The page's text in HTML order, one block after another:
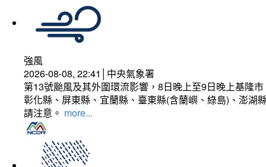
強風
2026-08-08, 22:41│中央氣象署
第13號颱風及其外圍環流影響，8日晚上至9日晚上基隆
彰化縣、屏東縣、宜蘭縣、臺東縣(含蘭嶼、綠島)、澎湖
請注意。 more...